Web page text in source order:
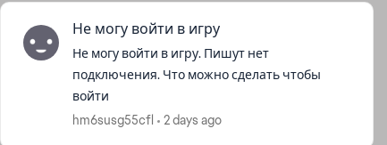
Не могу войти в игру
Не могу войти в игру. Пишут нет
подключения. Что можно сделать чтобы
войти
hm6susg55cfl
2 days ago